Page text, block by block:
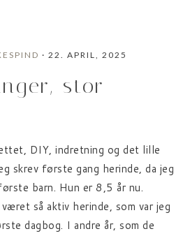
· 22. APRIL, 2025
stor
DIY, indretning og det lille
skrev første gang herinde, da jeg
barn. Hun er 8,5 år nu.
så aktiv herinde, som var jeg
dagbog. I andre år, som de